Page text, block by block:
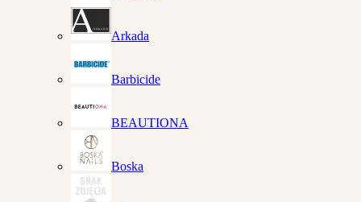
Arkada
Barbicide
BEAUTIONA
Boska